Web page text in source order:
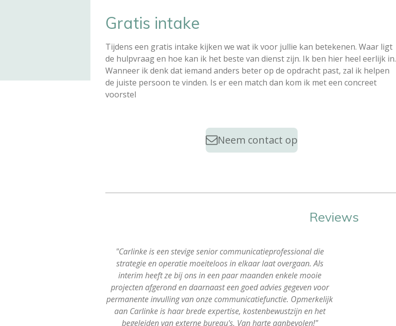
Gratis intake
Tijdens een gratis intake kijken we wat ik voor jullie kan betekenen. Waar ligt
de hulpvraag en hoe kan ik het beste van dienst zijn. Ik ben hier heel eerlijk in.
Wanneer ik denk dat iemand anders beter op de opdracht past, zal ik helpen
de juiste persoon te vinden. Is er een match dan kom ik met een concreet
voorstel
Neem contact op
Reviews
"Carlinke is een stevige senior communicatieprofessional die
strategie en operatie moeiteloos in elkaar laat overgaan. Als
interim heeft ze bij ons in een paar maanden enkele mooie
projecten afgerond en daarnaast een goed advies gegeven voor
permanente invulling van onze communicatiefunctie. Opmerkelijk
aan Carlinke is haar brede expertise, kostenbewustzijn en het
begeleiden van externe bureau's. Van harte aanbevolen!"